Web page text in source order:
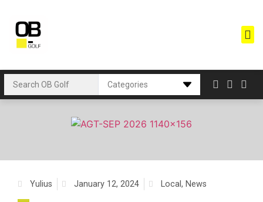
Yulius January 12, 2024 Local, News